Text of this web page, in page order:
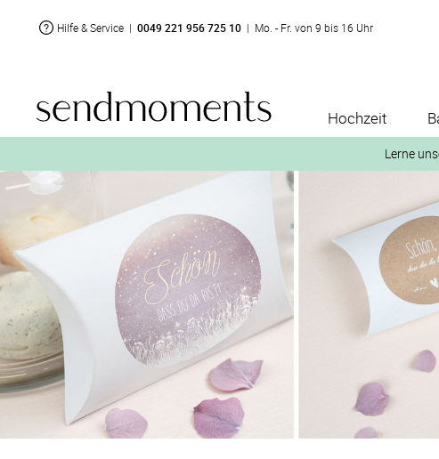
Hilfe & Service | 0049 221 956 725 10 | Mo. - Fr. von 9 bis 16 Uhr
Hochzeit
Lerne
1.
2. Aktiviere „kostenlose